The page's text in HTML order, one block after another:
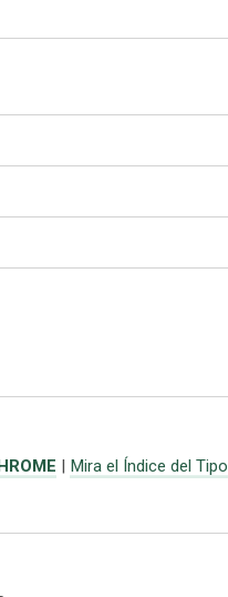
| Mira el Índice del Tipo